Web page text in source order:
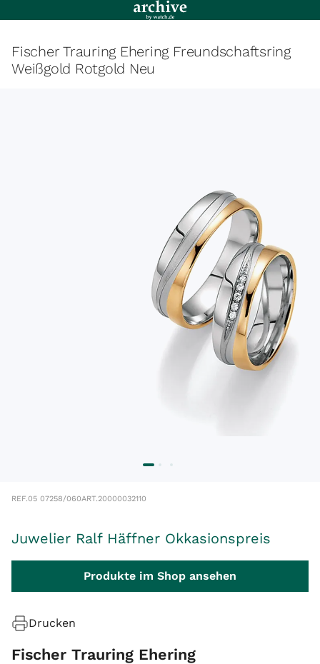
Fischer Trauring Ehering Freundschaftsring
Weißgold Rotgold Neu
REF.05 07258/060ART.20000032110
Juwelier Ralf Häffner Okkasionspreis
Produkte im Shop ansehen
Drucken
Fischer Trauring Ehering